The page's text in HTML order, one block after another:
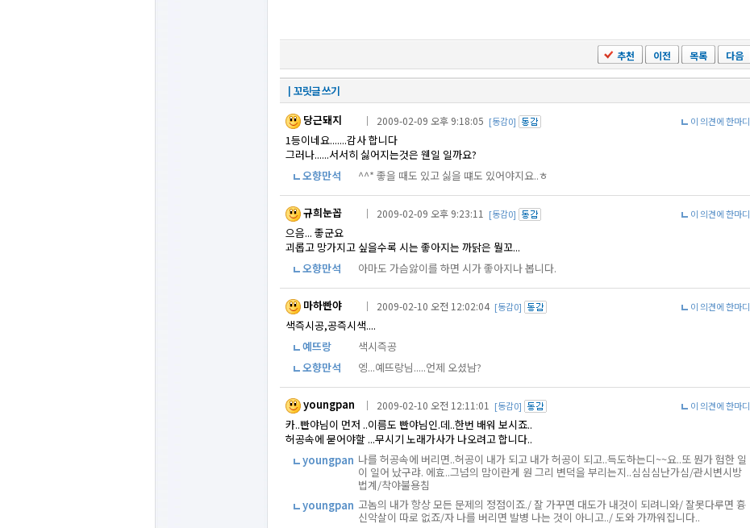
추천 이전 목록 다음
┃꼬릿글 쓰기
당근돼지
｜ 2009-02-09 오후 9:18:05 [동감0] 이 의견에 한마디
1등이네요.......감사 합니다
그러나......서서히 싫어지는것은 웬일 일까요?
오향만석
^^* 좋을 때도 있고 싫을 떄도 있어야지요..ㅎ
규희눈꼽 ｜ 2009-02-09 오후 9:23:11 [동감0] 이 의견에 한마디
으음... 좋군요
괴롭고 망가지고 싶을수록 시는 좋아지는 까닭은 뭘꼬...
오향만석
아마도 가슴앓이를 하면 시가 좋아지나 봅니다.
마하빤야 ｜ 2009-02-10 오전 12:02:04 [동감0] 이 의견에 한마디
색즉시공,공즉시색....
예뜨랑
색시즉공
오향만석
엥...예뜨랑님.....언제 오셨남?
youngpan ｜ 2009-02-10 오전 12:11:01 [동감0] 이 의견에 한마디
카..빤야님이 먼저 ..이름도 빤야님인.데..한번 배워 보시죠..
허공속에 묻어야할 ...무시기 노래가사가 나오려고 합니다..
youngpan 나를 허공속에 버리면..허공이 내가 되고 내가 허공이 되고..득도하는디~~요..또 뭔가 험한 일
이 일어 났구랴. 에효..그넘의 맘이란게 원 그리 변덕을 부리는지..심심심난가심/관시변시방
법계/착야불용침
youngpan 고놈의 내가 항상 모든 문제의 정점이죠./ 잘 가꾸면 대도가 내것이 되려니와/ 잘못다루면 흉
신악살이 따로 없죠/자 나를 버리면 발병 나는 것이 아니고../ 도와 가까워집니다..